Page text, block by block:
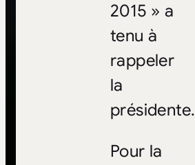
2015 » a
tenu à
rappeler
la
présidente.
Pour la